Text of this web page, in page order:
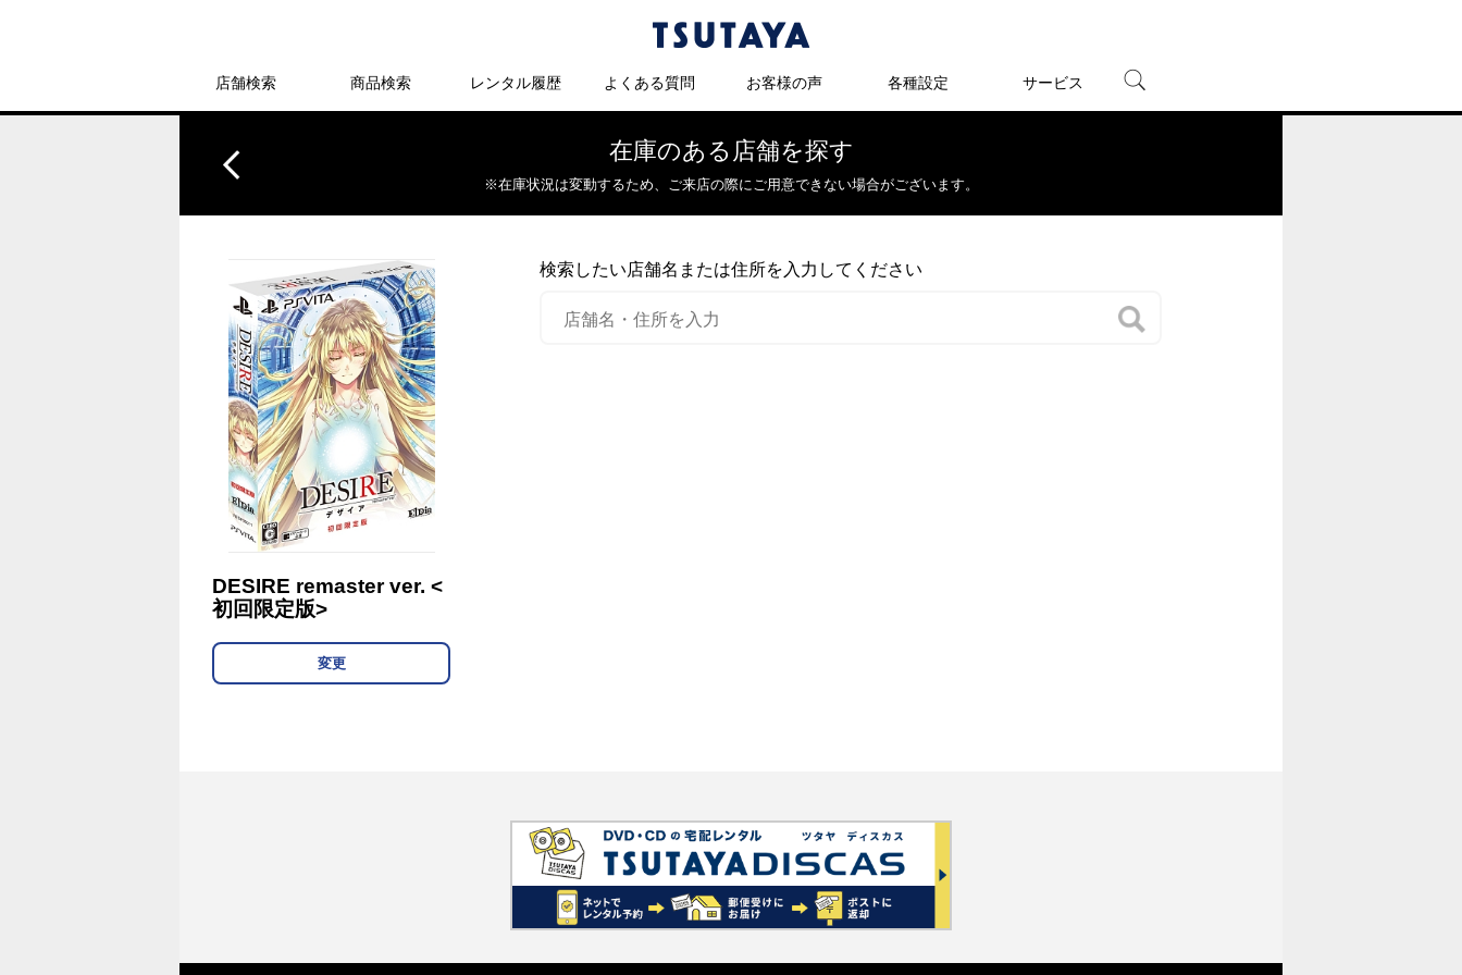
店舗検索 商品検索 レンタル履歴 よくある質問 お客様の声 各種設定 サービス
在庫のある店舗を探す
※在庫状況は変動するため、 ご来店の際にご用意できない場合がございます。
DESIRE remaster ver. <
初回限定版>
変更
検索したい店舗名または住所を入力してください